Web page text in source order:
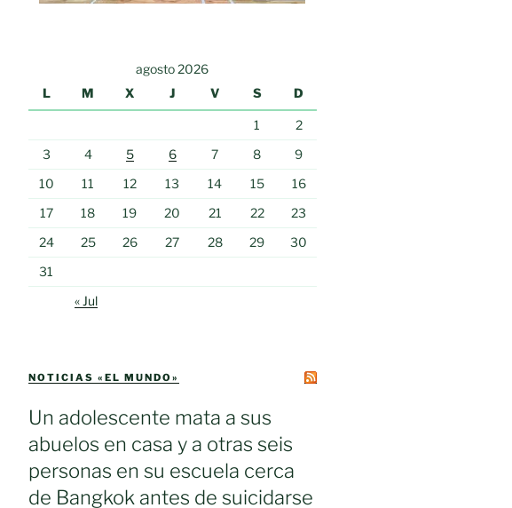
agosto 2026
L
M X J V S D
1
2
3
4 5 6 7 8
9
10
11 12 13 14 15
16
17
18 19 20 21 22
23
24
25 26 27 28 29
30
31
« Jul
NOTICIAS «EL MUNDO»
Un adolescente mata a sus
abuelos en casa y a otras seis
personas en su escuela cerca
de Bangkok antes de suicidarse